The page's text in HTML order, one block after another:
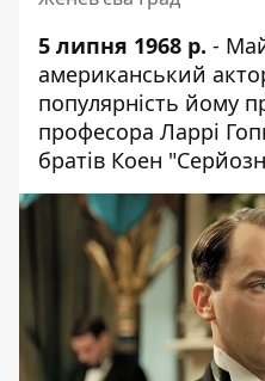
5 липня 1968 р. -
американський
популярність йому
професора Ларрі
братів Коен